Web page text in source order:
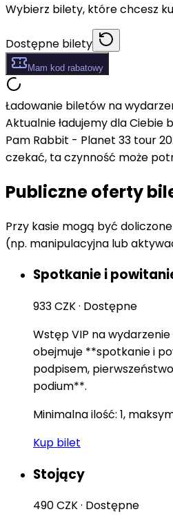
Wybierz bilety, które chcesz
Dostępne bilety
Mam kod rabatowy
Ładowanie biletów na
Aktualnie ładujemy dla Ciebie
Pam Rabbit - Planet 33 tour
czekać, ta czynność może
Publiczne oferty
Przy kasie mogą być
(np. manipulacyjna lub
Spotkanie i
933 CZK· Dostępne
Wstęp VIP na
obejmuje **spotkanie i
podpisem,
podium**.
Minimalna ilość: 1,
Kup bilet
Stojący
490 CZK· Dostępne